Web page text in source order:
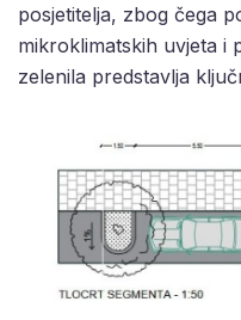
posjetitelja, zbog čega
mikroklimatskih uvjeta i
zelenila predstavlja